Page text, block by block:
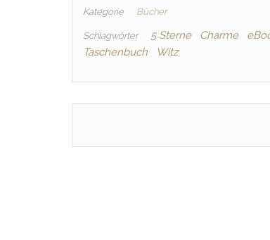
Kategorie Bücher
Schlagwörter 5 Sterne Charme
Taschenbuch
Witz